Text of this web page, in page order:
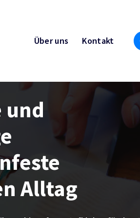
Über uns Kontakt
und
Alltag